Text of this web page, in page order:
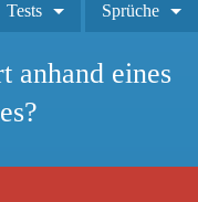
Tests Sprüche
anhand eines